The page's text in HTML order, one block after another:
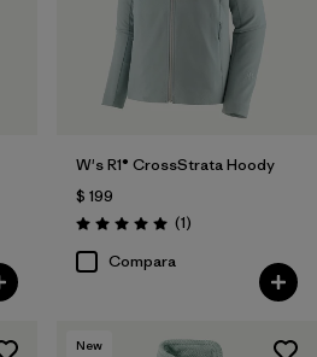
W's R1® CrossStrata Hoody
$ 199
Valoración: 5.0 / 5
(1Comentarios
)
Compara
New